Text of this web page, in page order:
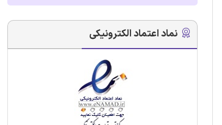
نماد اعتماد الکترونیکی